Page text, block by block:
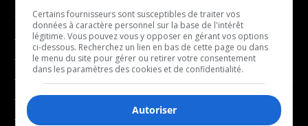
- Affaires municipales
- Communauté / Social
- Culture
- Économie
- Éducation
- Décompte franco
- Joué récemment
BALADOS
Certains fournisseurs sont susceptibles de traiter vos
données à caractère personnel sur la base de l'intérêt
légitime. Vous pouvez vous y opposer en gérant vos options
ci-dessous. Recherchez un lien en bas de cette page ou dans
le menu du site pour gérer ou retirer votre consentement
dans les paramètres des cookies et de confidentialité.
Autoriser